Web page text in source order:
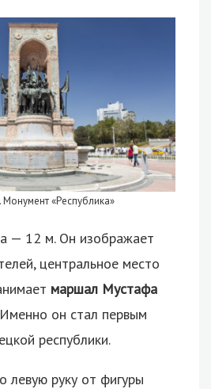
Монумент «Республика»
— 12 м. Он изображает
центральное место
маршал Мустафа
он стал первым
республики.
левую руку от фигуры